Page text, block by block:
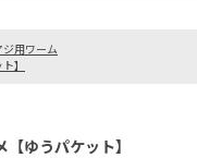
ジ用ワーム
】
ゆうパケット】